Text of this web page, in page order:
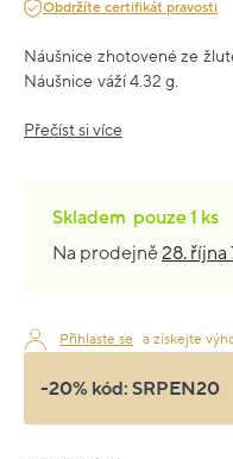
Obdržíte certifikát pravosti
Náušnice zhotovené ze
Náušnice váží 4.32 g.
Přečíst si více
Skladem pouze1 ks
Na prodejně28. října
Přihlaste se a získejte
-20% kód: SRPEN20